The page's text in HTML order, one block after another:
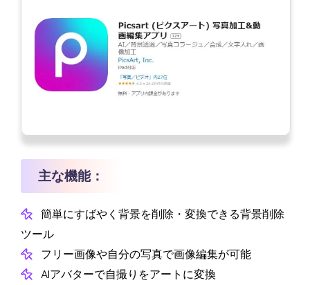
主な機能：
簡単にすばやく背景を削除・変換できる背景削除
ツール
フリー画像や自分の写真で画像編集が可能
AIアバターで自撮りをアートに変換